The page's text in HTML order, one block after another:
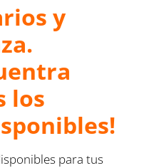
y
los
para tus